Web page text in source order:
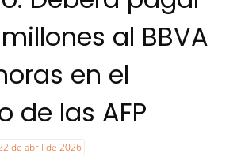
al BBVA
en el
de las AFP
de abril de 2026